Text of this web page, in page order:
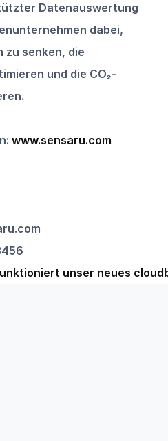
Datenauswertung
dabei,
zu senken, die
und die CO₂-
www.sensaru.com
unser neues